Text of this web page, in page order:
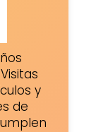
y
de